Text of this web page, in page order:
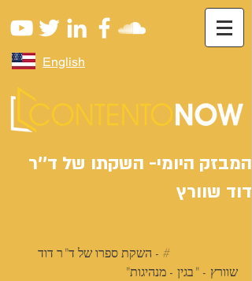
English
המבזק היומי- השקתו של ד''ר
דוד שוורץ
# - השקת ספרו של ד"ר דוד
שוורץ - "בגין - מנהיגות"